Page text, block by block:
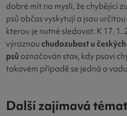
dobré mít na mysli, že chybějící
psů občas vyskytují a jsou
kterou je nutné sledovat. K 17. 1.
výraznouchudozubost u
psů označován stav, kdy psovi
takovém případě se jedná o
Další zajímavá